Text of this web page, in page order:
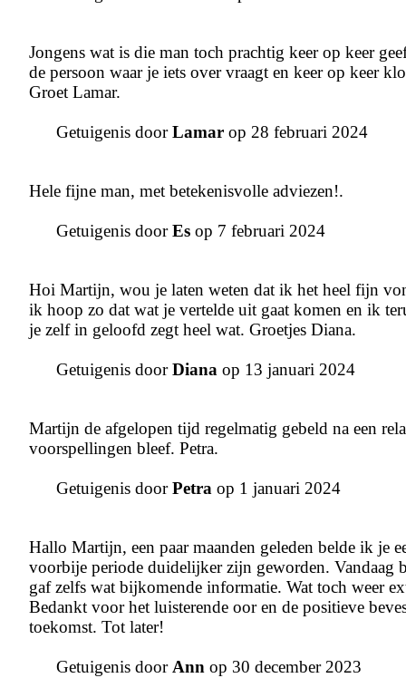
Jongens wat is die man toch prachtig keer op keer
de persoon waar je iets over vraagt en keer op keer
Groet Lamar.
Getuigenis doorLamar op 28 februari 2024
Hele fijne man, met betekenisvolle adviezen!.
Getuigenis doorEs op 7 februari 2024
Hoi Martijn, wou je laten weten dat ik het heel fijn
ik hoop zo dat wat je vertelde uit gaat komen en ik
je zelf in geloofd zegt heel wat. Groetjes Diana.
Getuigenis doorDiana op 13 januari 2024
Martijn de afgelopen tijd regelmatig gebeld na een
voorspellingen bleef. Petra.
Getuigenis doorPetra op 1 januari 2024
Hallo Martijn, een paar maanden geleden belde ik je
voorbije periode duidelijker zijn geworden. Vandaag
gaf zelfs wat bijkomende informatie. Wat toch weer
Bedankt voor het luisterende oor en de positieve
toekomst. Tot later!
Getuigenis doorAnn op 30 december 2023